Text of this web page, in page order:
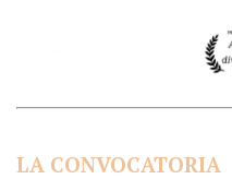
LA CONVOCATORIA